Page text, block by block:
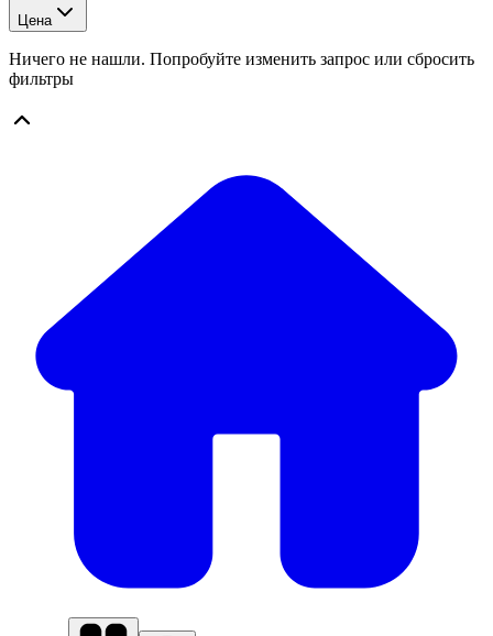
Цена
Ничего не нашли. Попробуйте изменить запрос или сбросить
фильтры